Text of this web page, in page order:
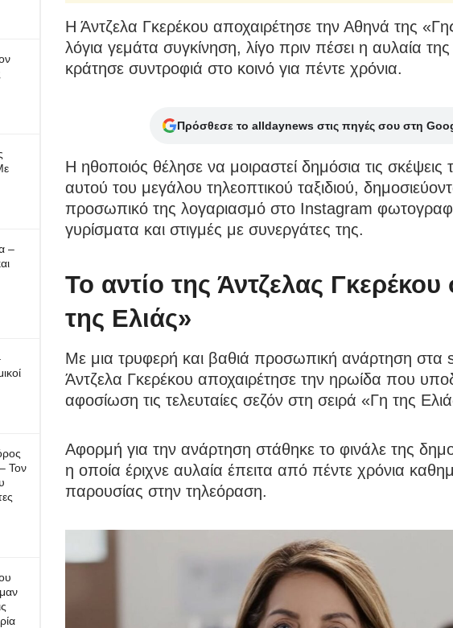
–
Τον
Η Άντζελα Γκερέκου αποχαιρέτησε την Αθηνά της
λόγια γεμάτα συγκίνηση, λίγο πριν πέσει η αυλαία
κράτησε συντροφιά στο κοινό για πέντε χρόνια.
Πρόσθεσε το alldaynews στις πηγές σου στη
Η ηθοποιός θέλησε να μοιραστεί δημόσια τις σκέψεις
αυτού του μεγάλου τηλεοπτικού ταξιδιού,
προσωπικό της λογαριασμό στο Instagram
γυρίσματα και στιγμές με συνεργάτες της.
Το αντίο της Άντζελας
της Ελιάς»
Με μια τρυφερή και βαθιά προσωπική ανάρτηση στα
Άντζελα Γκερέκου αποχαιρέτησε την ηρωίδα που
αφοσίωση τις τελευταίες σεζόν στη σειρά «Γη της
Αφορμή για την ανάρτηση στάθηκε το φινάλε της
η οποία έριχνε αυλαία έπειτα από πέντε χρόνια
παρουσίας στην τηλεόραση.